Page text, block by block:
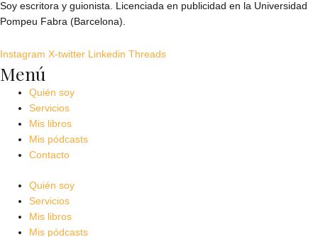
Soy escritora y guionista. Licenciada en publicidad en la Universidad
Pompeu Fabra (Barcelona).
Instagram X-twitter Linkedin Threads
Menú
Quién soy
Servicios
Mis libros
Mis pódcasts
Contacto
Quién soy
Servicios
Mis libros
Mis pódcasts